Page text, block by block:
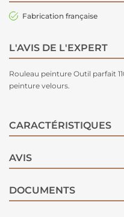
Fabrication française
L'AVIS DE L'EXPERT
Rouleau peinture Outil parfait
peinture velours.
CARACTÉRISTIQUES
AVIS
DOCUMENTS